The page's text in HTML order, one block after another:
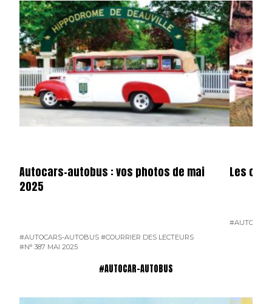
Autocars-autobus : vos photos de mai
2025
#AUTOCARS-AUTOBUS #COURRIER DES LECTEURS
#N° 387 MAI 2025
Les
#AUTOCAR-AUTOBUS